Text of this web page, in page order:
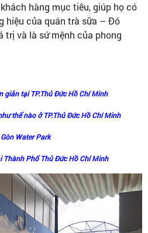
hàng mục tiêu, giúp họ có
hiệu của quán trà sữa – Đó
và là sứ mệnh của phong
tại TP.Thủ Đức Hồ Chí Minh
thế nào ở TP.Thủ Đức Hồ Chí Minh
Water Park
Thành Phố Thủ Đức Hồ Chí Minh